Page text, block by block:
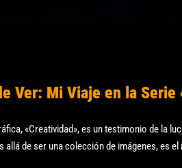
Ver: Mi Viaje en la Serie
«Creatividad», es un testimonio de la
allá de ser una colección de imágenes, es